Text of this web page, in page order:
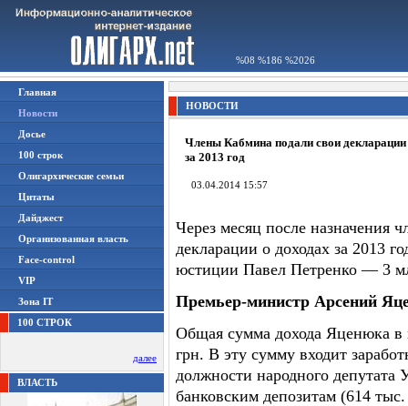
%08 %186 %2026
Главная
Новости
Досье
100 строк
Олигархические семьи
Цитаты
Дайджест
Организованная власть
Face-control
VIP
Зона IT
100 СТРОК
далее
ВЛАСТЬ
НОВОСТИ
Члены Кабмина подали свои декларации
за 2013 год
03.04.2014 15:57
Через месяц после назначения
декларации о доходах за 2013
юстиции Павел Петренко — 3
Премьер-министр Арсений
Общая сумма дохода Яценюка в
грн. В эту сумму входит
должности народного
банковским депозитам (614